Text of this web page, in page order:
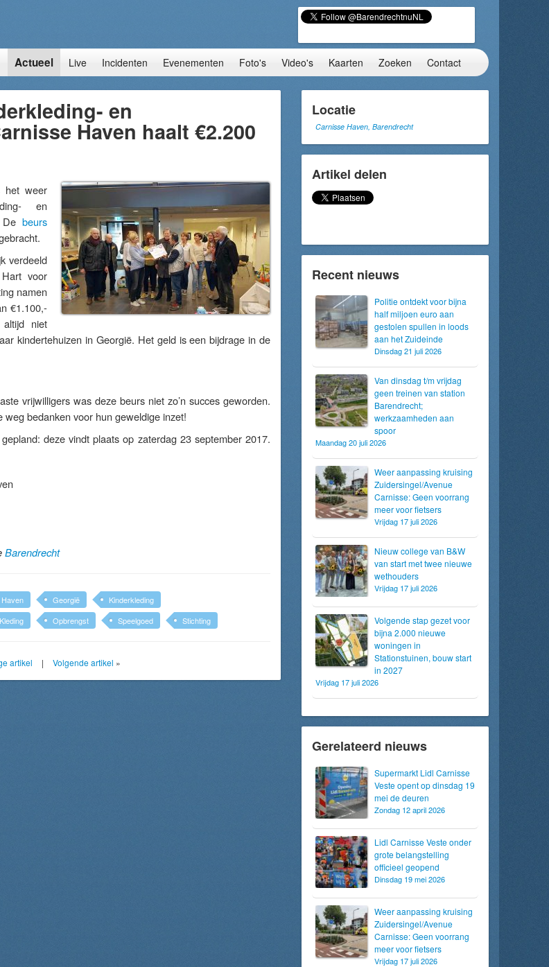
Actueel Live Incidenten Evenementen Foto's Video's Kaarten Zoeken Contact
en
Haven haalt €2.200
het weer
en
beurs
verdeeld
voor
namen
€1.100,-
niet
kindertehuizen in Georgië. Het geld is een bijdrage in de
vrijwilligers was deze beurs niet zo’n succes geworden.
bedanken voor hun geweldige inzet!
deze vindt plaats op zaterdag 23 september 2017.
Barendrecht
Georgië
Kinderkleding
Kleding Opbrengst Speelgoed Stichting
artikel | Volgende artikel »
Locatie
Carnisse Haven, Barendrecht
Artikel delen
Recent nieuws
Politie ontdekt voor bijna
half miljoen euro aan
gestolen spullen in loods
aan het Zuideinde
Dinsdag 21 juli 2026
Van dinsdag t/m vrijdag
geen treinen van station
Barendrecht;
werkzaamheden aan
spoor
Maandag 20 juli 2026
Weer aanpassing kruising
Zuidersingel/Avenue
Carnisse: Geen voorrang
meer voor fietsers
Vrijdag 17 juli 2026
Nieuw college van B&W
van start met twee nieuwe
wethouders
Vrijdag 17 juli 2026
Volgende stap gezet voor
bijna 2.000 nieuwe
woningen in
Stationstuinen, bouw start
in 2027
Vrijdag 17 juli 2026
Gerelateerd nieuws
Supermarkt Lidl Carnisse
Veste opent op dinsdag 19
mei de deuren
Zondag 12 april 2026
Lidl Carnisse Veste onder
grote belangstelling
officieel geopend
Dinsdag 19 mei 2026
Weer aanpassing kruising
Zuidersingel/Avenue
Carnisse: Geen voorrang
meer voor fietsers
Vrijdag 17 juli 2026